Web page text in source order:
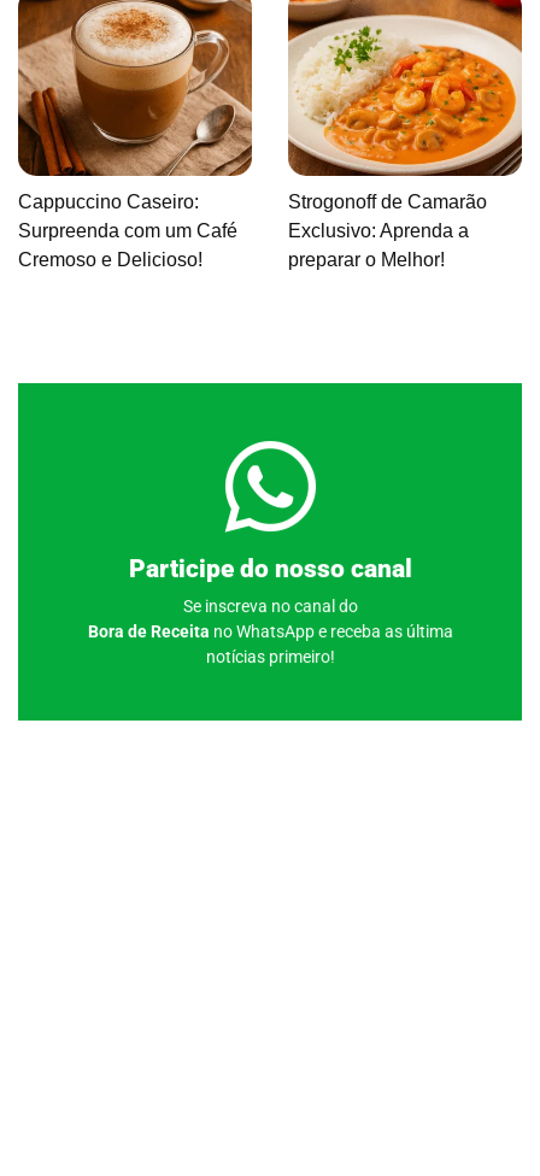
Cappuccino Caseiro:
Surpreenda com um Café
Cremoso e Delicioso!
Strogonoff de Camarão
Exclusivo: Aprenda a
preparar o Melhor!
Participe do nosso canal
Se inscreva no canal do
Bora de Receita no WhatsApp e receba as última
notícias primeiro!
Clique aqui